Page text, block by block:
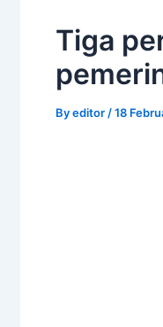
Tiga
Byeditor /18